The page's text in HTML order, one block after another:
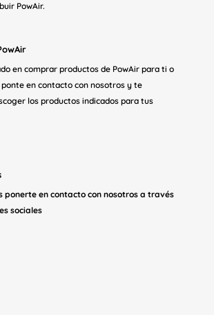
PowAir.
en comprar productos de PowAir para ti o
en contacto con nosotros y te
los productos indicados para tus
ponerte en contacto con nosotros a través
sociales